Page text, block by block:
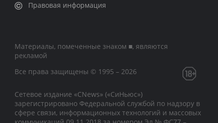
Правовая информация
Материалы, помеченные знаком ■, являются
рекламой
Все права защищены © 1995 – 2026
Сетевое издание «CNews» («СиНьюс»)
зарегистрировано Федеральной службой по надзору в
сфере связи, информационных технологий и массовых